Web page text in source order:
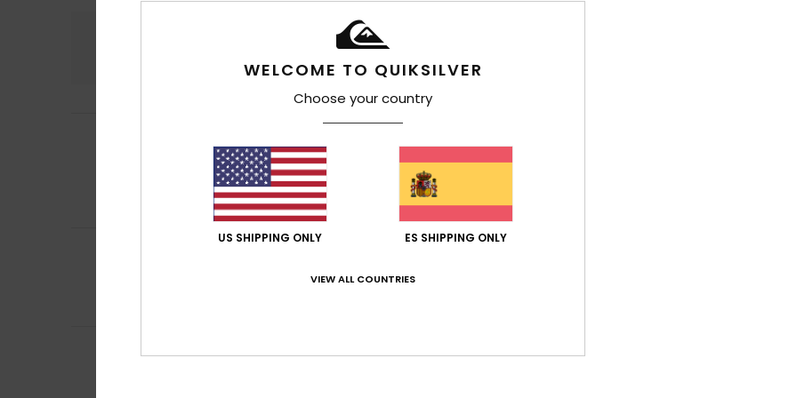
Relación calidad-precio
¡Los tres son iguales, salvo por el color, que cambia!
Mostrar original - Français
Comodidad
Relación calidad-precio
Recomiendo este producto
Mostrar original - Français
5/5
WELCOME TO QUIKSILVER
Choose your country
US SHIPPING ONLY ES SHIPPING ONLY
VIEW ALL COUNTRIES